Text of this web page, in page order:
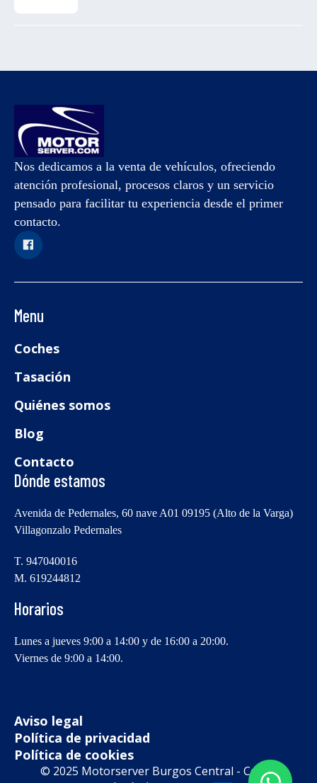
Nos dedicamos a la venta de vehículos, ofreciendo
atención profesional, procesos claros y un servicio
pensado para facilitar tu experiencia desde el primer
contacto.
Menu
Coches
Tasación
Quiénes somos
Blog
Contacto
Dónde estamos
Avenida de Pedernales, 60 nave A01 09195 (Alto de la Varga)
Villagonzalo Pedernales
T. 947040016
M. 619244812
Horarios
Lunes a jueves 9:00 a 14:00 y de 16:00 a 20:00.
Viernes de 9:00 a 14:00.
Aviso legal
Política de privacidad
Política de cookies
© 2025 Motorserver Burgos Central - Con la